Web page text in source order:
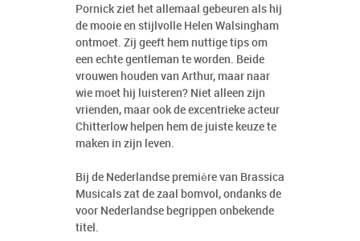
Pornick ziet het allemaal gebeuren als hij
de mooie en stijlvolle Helen Walsingham
ontmoet. Zij geeft hem nuttige tips om
een echte gentleman te worden. Beide
vrouwen houden van Arthur, maar naar
wie moet hij luisteren? Niet alleen zijn
vrienden, maar ook de excentrieke acteur
Chitterlow helpen hem de juiste keuze te
maken in zijn leven.
Bij de Nederlandse première van Brassica
Musicals zat de zaal bomvol, ondanks de
voor Nederlandse begrippen onbekende
titel.